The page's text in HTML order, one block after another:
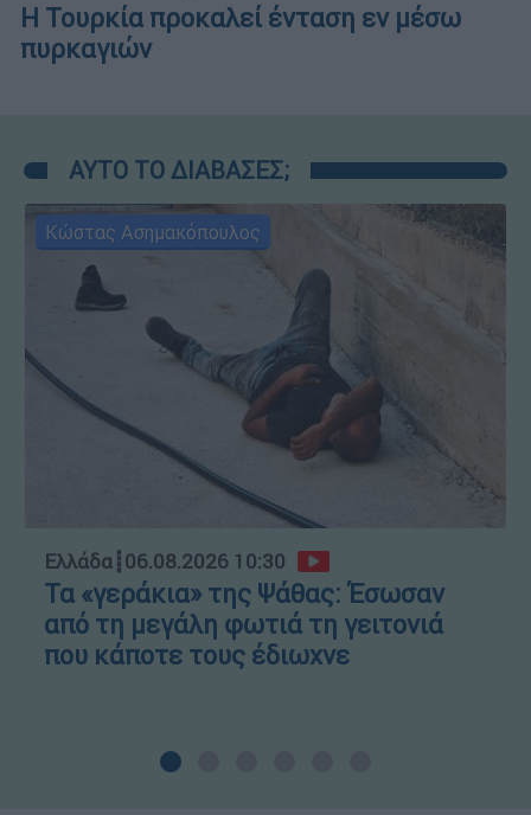
Η Τουρκία προκαλεί ένταση εν μέσω
πυρκαγιών
ΑΥΤΟ ΤΟ ΔΙΑΒΑΣΕΣ;
Κώστας Ασημακόπουλος
Ελλάδα┋06.08.2026 10:30
Τα «γεράκια» της Ψάθας: Έσωσαν
από τη μεγάλη φωτιά τη γειτονιά
που κάποτε τους έδιωχνε